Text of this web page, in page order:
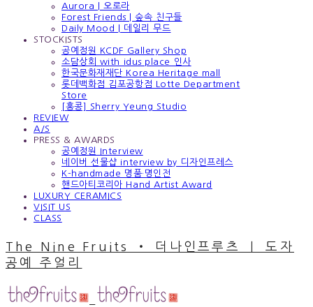
Aurora | 오로라
Forest Friends | 숲속 친구들
Daily Mood | 데일리 무드
STOCKISTS
공예정원 KCDF Gallery Shop
소담상회 with idus place 인사
한국문화재재단 Korea Heritage mall
롯데백화점 김포공항점 Lotte Department
Store
[홍콩] Sherry Yeung Studio
REVIEW
A/S
PRESS & AWARDS
공예정원 Interview
네이버 선물샵 interview by 디자인프레스
K-handmade 명품·명인전
핸드아티코리아 Hand Artist Award
LUXURY CERAMICS
VISIT US
CLASS
The Nine Fruits ‧ 더나인프루츠 ｜ 도자
공예 주얼리